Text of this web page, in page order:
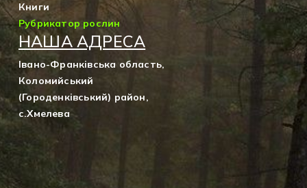
Книги
Рубрикатор рослин
НАША АДРЕСА
Івано-Франківська область,
Коломийський
(Городенківський) район,
с.Хмелева